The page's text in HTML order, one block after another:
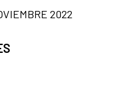
2022